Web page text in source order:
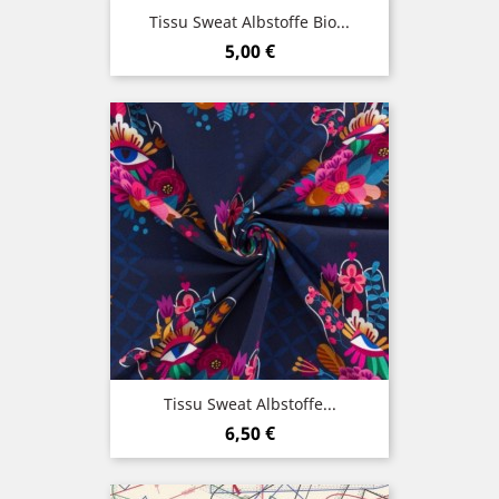
Tissu Sweat Albstoffe Bio...
Prix
5,00 €
Tissu Sweat Albstoffe...
Prix
6,50 €